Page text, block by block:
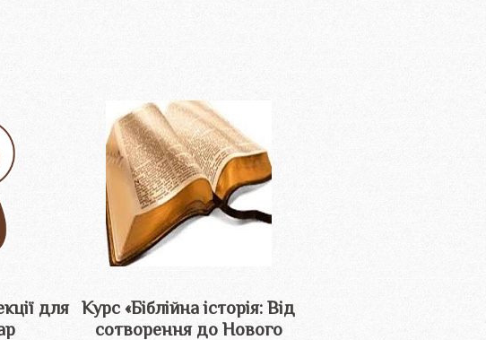
для
Курс «Біблійна історія: Від
сотворення до Нового